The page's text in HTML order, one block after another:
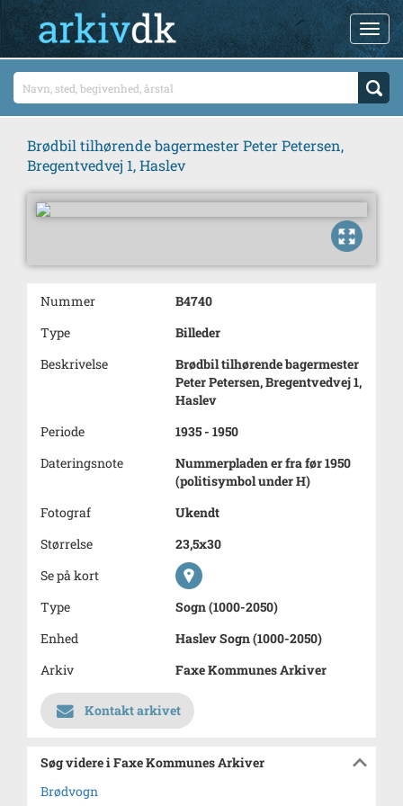
Brødbil tilhørende bagermester Peter Petersen,
Bregentvedvej 1, Haslev
Nummer
B4740
Type
Billeder
Beskrivelse
Brødbil tilhørende bagermester
Peter Petersen, Bregentvedvej 1,
Haslev
Periode
1935 - 1950
Dateringsnote
Nummerpladen er fra før 1950
(politisymbol under H)
Fotograf
Ukendt
Størrelse
23,5x30
Se på kort
Type
Sogn (1000-2050)
Enhed
Haslev Sogn (1000-2050)
Arkiv
Faxe Kommunes Arkiver
Kontakt arkivet
Søg videre i Faxe Kommunes Arkiver
Brødvogn